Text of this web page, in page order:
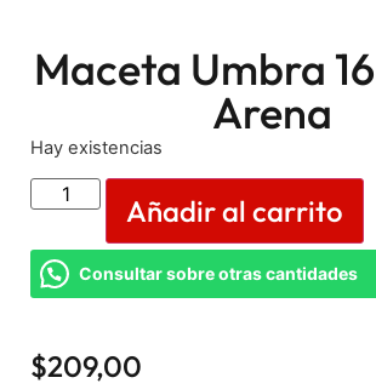
Maceta Umbra
Arena
Hay existencias
Añadir al carrito
Consultar sobre otras cantidades
$209,00